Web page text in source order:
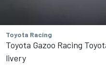
Toyota Racing
Toyota Gazoo Racing
livery